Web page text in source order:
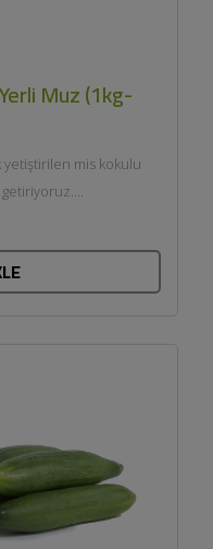
Muz (1kg-
yetiştirilen mis kokulu